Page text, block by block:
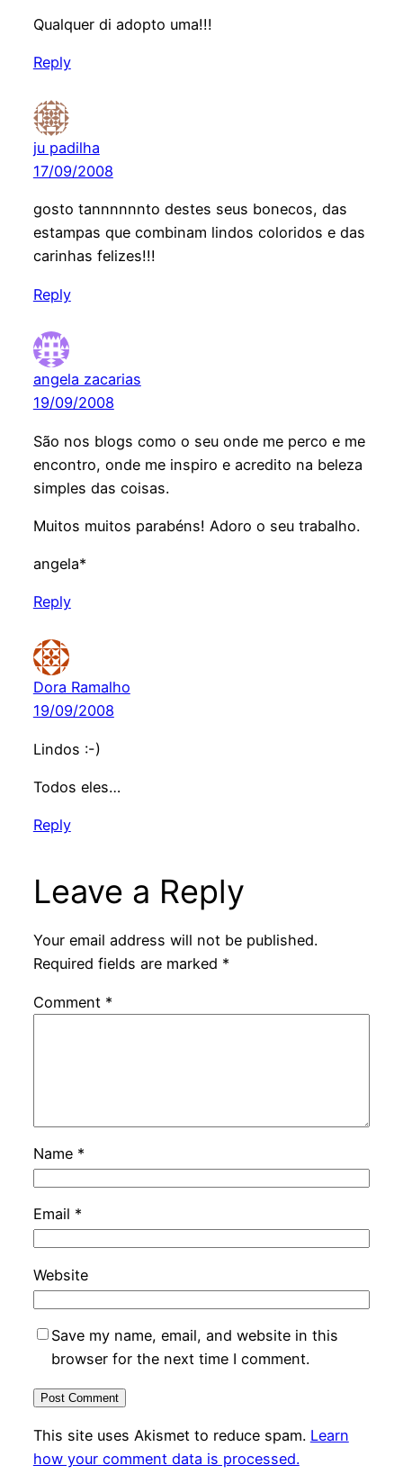
Qualquer di adopto uma!!!
Reply
ju padilha
17/09/2008
gosto tannnnnnto destes seus bonecos, das
estampas que combinam lindos coloridos e das
carinhas felizes!!!
Reply
angela zacarias
19/09/2008
São nos blogs como o seu onde me perco e me
encontro, onde me inspiro e acredito na beleza
simples das coisas.
Muitos muitos parabéns! Adoro o seu trabalho.
angela*
Reply
Dora Ramalho
19/09/2008
Lindos :-)
Todos eles…
Reply
Leave a Reply
Your email address will not be published.
Required fields are marked *
Comment *
Name *
Email *
Website
Save my name, email, and website in this
browser for the next time I comment.
This site uses Akismet to reduce spam. Learn
how your comment data is processed.